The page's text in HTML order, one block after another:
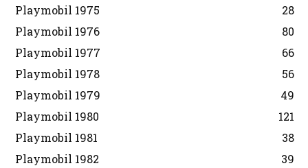
Playmobil 1975
28
Playmobil 1976
80
Playmobil 1977
66
Playmobil 1978
56
Playmobil 1979
49
Playmobil 1980
121
Playmobil 1981
38
Playmobil 1982
39